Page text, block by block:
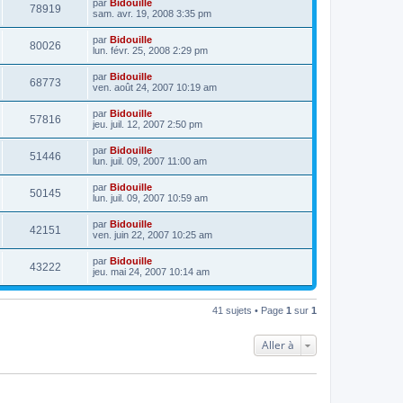
78919 par Bidouille
sam. avr. 19, 2008 3:35 pm
80026 par Bidouille
lun. févr. 25, 2008 2:29 pm
68773 par Bidouille
ven. août 24, 2007 10:19 am
57816 par Bidouille
jeu. juil. 12, 2007 2:50 pm
51446 par Bidouille
lun. juil. 09, 2007 11:00 am
50145 par Bidouille
lun. juil. 09, 2007 10:59 am
42151 par Bidouille
ven. juin 22, 2007 10:25 am
43222 par Bidouille
jeu. mai 24, 2007 10:14 am
41 sujets • Page 1 sur 1
Aller à